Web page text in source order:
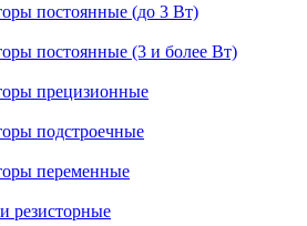
постоянные (до 3 Вт)
постоянные (3 и более Вт)
прецизионные
подстроечные
переменные
резисторные